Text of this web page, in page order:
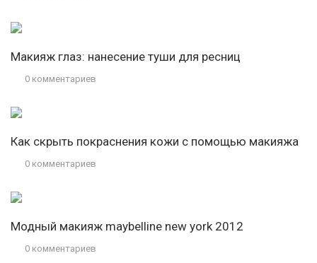
Макияж глаз: нанесение туши для ресниц
0 комментариев
Как скрыть покраснения кожи с помощью макияжа
0 комментариев
Модный макияж maybelline new york 2012
0 комментариев